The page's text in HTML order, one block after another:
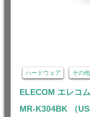
ハードウェア その
ELECOM エレコム
MR-K304BK （